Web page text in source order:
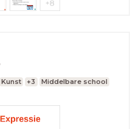
Kunst +3
Middelbare school